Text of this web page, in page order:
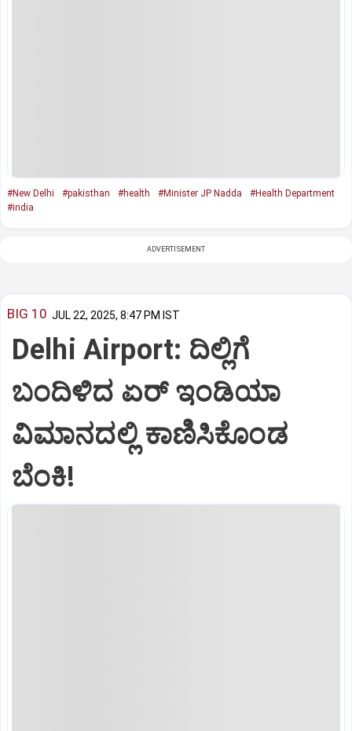
#New Delhi #pakisthan #health #Minister JP Nadda
#Health Department
#india
ADVERTISEMENT
BIG 10 JUL 22, 2025, 8:47 PM IST
Delhi Airport: ದಿಲ್ಲಿಗೆ
ಬಂದಿಳಿದ ಏರ್‌ ಇಂಡಿಯಾ
ವಿಮಾನದಲ್ಲಿ ಕಾಣಿಸಿಕೊಂಡ
ಬೆಂಕಿ!